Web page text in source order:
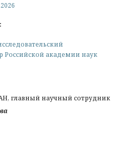
Российской академии наук
главный научный сотрудник